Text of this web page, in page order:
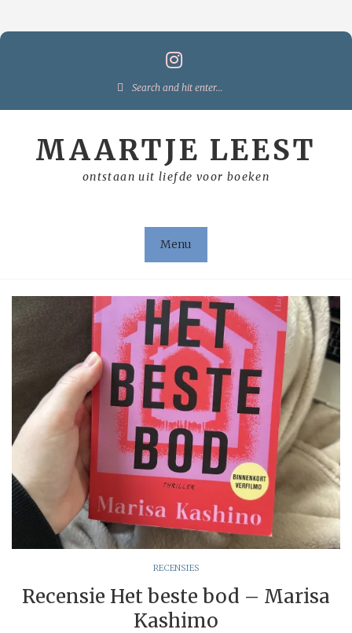
Search
MAARTJE LEEST
ontstaan uit liefde voor boeken
Menu
RECENSIES
Recensie Het beste bod – Marisa
Kashimo